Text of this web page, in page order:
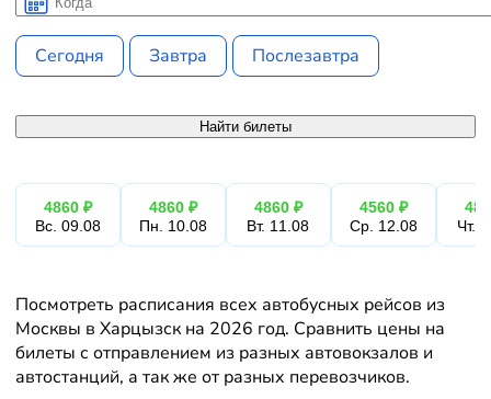
Сегодня Завтра Послезавтра
Найти билеты
4860 ₽
Вс. 09.08
4860 ₽
Пн. 10.08
4860 ₽
Вт. 11.08
4560 ₽
Ср. 12.08
Чт.
Посмотреть расписания всех автобусных рейсов из
Москвы в Харцызск на 2026 год. Сравнить цены на
билеты с отправлением из разных автовокзалов и
автостанций, а так же от разных перевозчиков.